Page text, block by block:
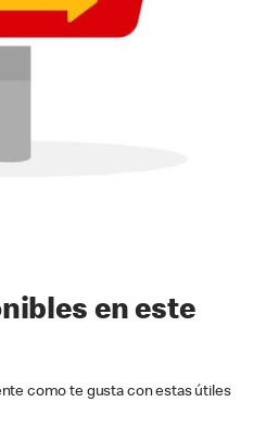
en este
como te gusta con estas útiles